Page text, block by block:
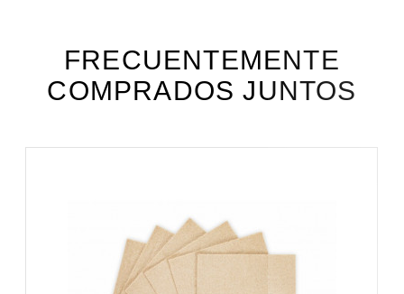
FRECUENTEMENTE
COMPRADOS JUNTOS